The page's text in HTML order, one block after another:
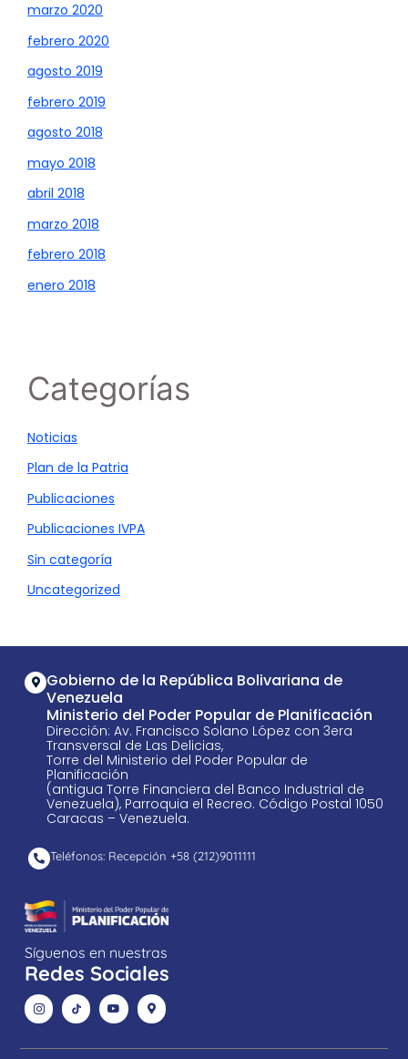
marzo 2020
febrero 2020
agosto 2019
febrero 2019
agosto 2018
mayo 2018
abril 2018
marzo 2018
febrero 2018
enero 2018
Categorías
Noticias
Plan de la Patria
Publicaciones
Publicaciones IVPA
Sin categoría
Uncategorized
Gobierno de la República Bolivariana de
Venezuela
Ministerio del Poder Popular de Planificación
Dirección: Av. Francisco Solano López con 3era
Transversal de Las Delicias,
Torre del Ministerio del Poder Popular de
Planificación
(antigua Torre Financiera del Banco Industrial de
Venezuela), Parroquia el Recreo. Código Postal 1050
Caracas – Venezuela.
Teléfonos: Recepción +58 ​(212)9011111
Síguenos en nuestras
Redes Sociales